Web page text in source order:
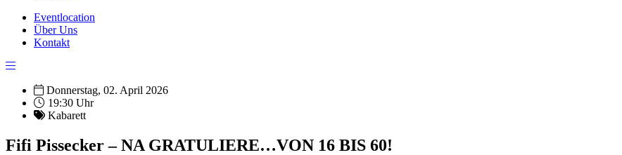
Eventlocation
Über Uns
Kontakt
Donnerstag, 02. April 2026
19:30 Uhr
Kabarett
Fifi Pissecker – NA GRATULIERE…VON 16 BIS 60!